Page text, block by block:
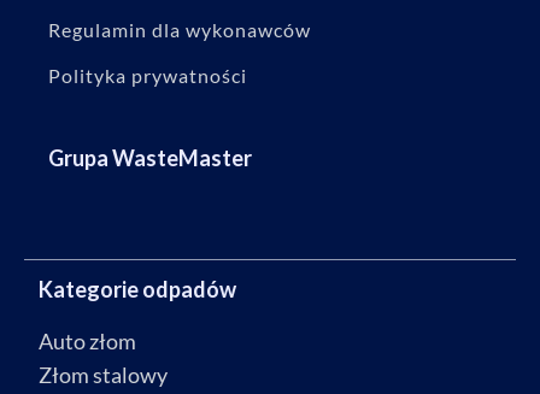
Regulamin dla wykonawców
Polityka prywatności
Grupa WasteMaster
Kategorie odpadów
Auto złom
Złom stalowy